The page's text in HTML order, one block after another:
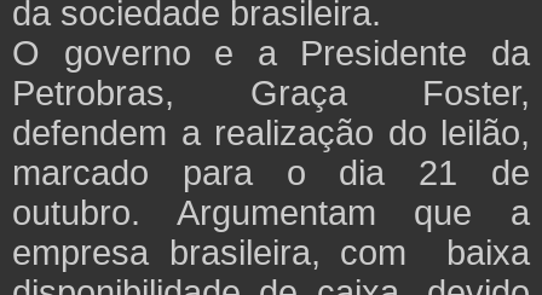
da sociedade brasileira.
O governo e a Presidente da
Petrobras, Graça Foster,
defendem a realização do leilão,
marcado para o dia 21 de
outubro. Argumentam que a
empresa brasileira, com baixa